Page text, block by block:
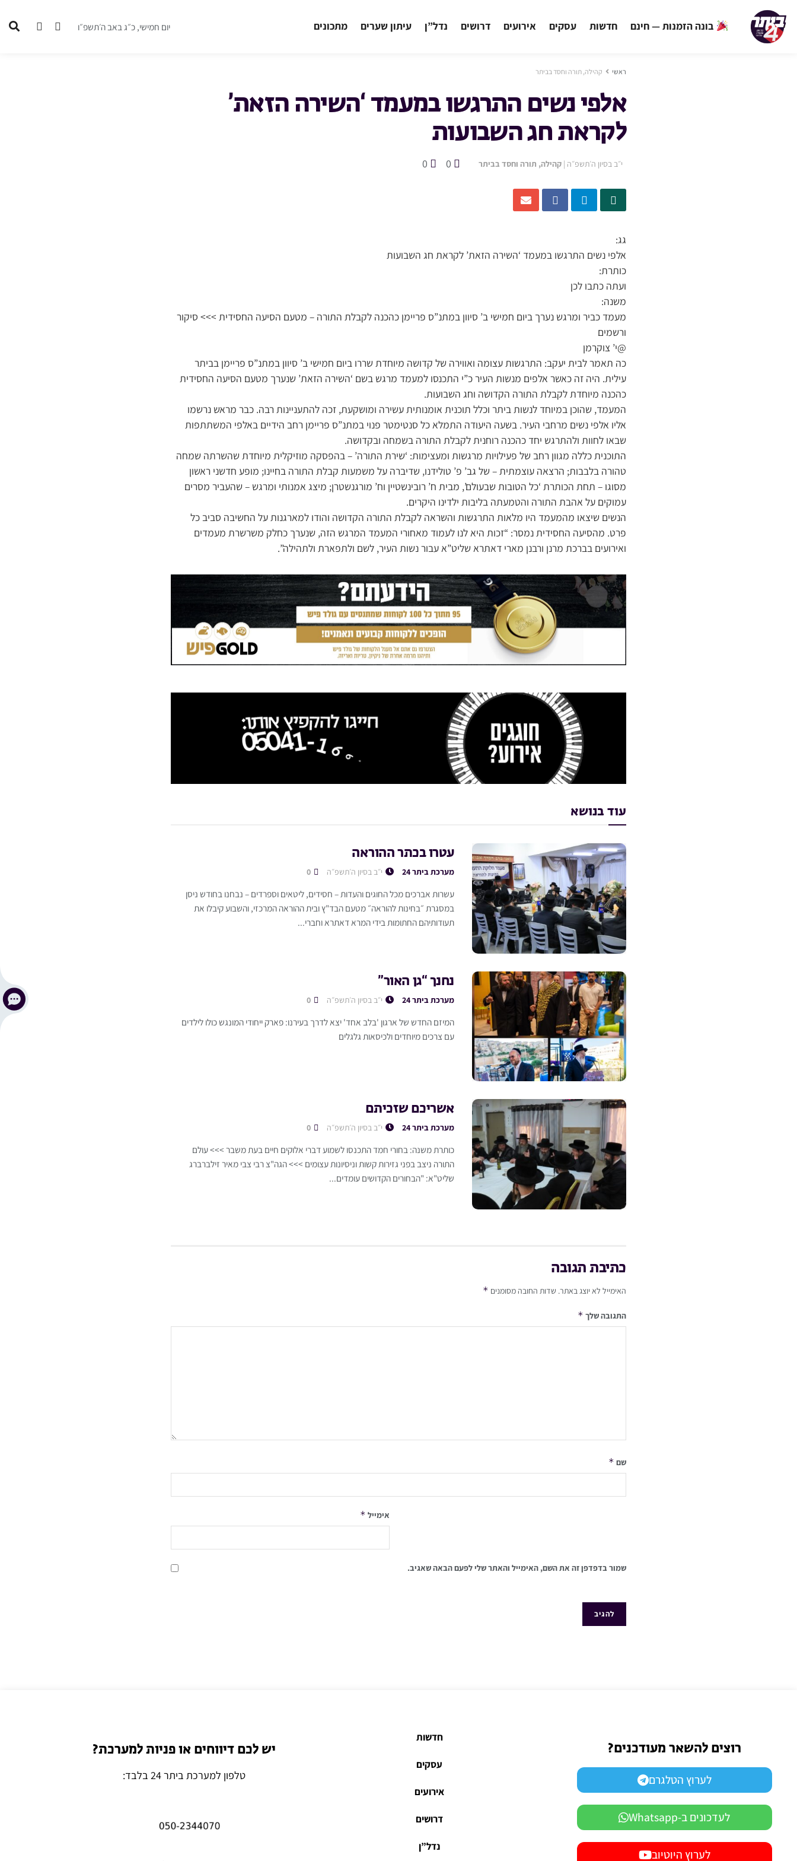
בונה הזמנות — חינם חדשות עסקים אירועים דרושים נדל”ן עיתון שערים מתכונים יום חמישי, כ״ג באב ה׳תשפ״ו
ראשי קהילה, תורה וחסד בביתר
אלפי נשים התרגשו במעמד ‘השירה הזאת’
לקראת חג השבועות
י״ב בסיון ה׳תשפ״ה | קהילה, תורה וחסד בביתר 0
0
גג:
אלפי נשים התרגשו במעמד ‘השירה הזאת’ לקראת חג השבועות
כותרת:
ועתה כתבו לכן
משנה:
מעמד כביר ומרגש נערך ביום חמישי ב’ סיוון במתנ”ס פריימן כהכנה לקבלת התורה – מטעם הסיעה החסידית >>> סיקור
ורשמים
@י’ צוקרמן
כה תאמר לבית יעקב: התרגשות עצומה ואווירה של קדושה מיוחדת שררו ביום חמישי ב’ סיוון במתנ”ס פריימן בביתר
עילית. היה זה כאשר אלפים מנשות העיר כ”י התכנסו למעמד מרגש בשם ‘השירה הזאת’ שנערך מטעם הסיעה החסידית
כהכנה מיוחדת לקבלת התורה הקדושה וחג השבועות.
המעמד, שהוכן במיוחד לנשות ביתר וכלל תוכנית אומנותית עשירה ומושקעת, זכה להתעניינות רבה. כבר מראש נרשמו
אליו אלפי נשים מרחבי העיר. בשעה היעודה התמלא כל סנטימטר פנוי במתנ”ס פריימן רחב הידיים באלפי המשתתפות
שבאו לחוות ולהתרגש יחד כהכנה רוחנית לקבלת התורה בשמחה ובקדושה.
התוכנית כללה מגוון רחב של פעילויות מרגשות ומעצימות: ‘שירת התורה’ – בהפסקה מוזיקלית מיוחדת שהשרתה שמחה
טהורה בלבבות; הרצאה עוצמתית – של גב’ פ’ טולידנו, שדיברה על משמעות קבלת התורה בחיינו; מופע חדשני ראשון
מסוגו – תחת הכותרת ‘כל הטובות שבעולם’, מבית ח’ רובינשטיין וח’ מורגנשטרן; מיצג אמנותי ומרגש – שהעביר מסרים
עמוקים על אהבת התורה והטמעתה בליבות ילדינו היקרים.
הנשים שיצאו מהמעמד היו מלאות התרגשות והשראה לקבלת התורה הקדושה והודו למארגנות על החשיבה סביב כל
פרט. מהסיעה החסידית נמסר: “זכות היא לנו לעמוד מאחורי המעמד המרגש הזה, שנערך כחלק משרשרת מעמדים
ואירועים בברכת מרנן ורבנן מארי דאתרא שליט”א עבור נשות העיר, לשם ולתפארת ולתהילה”.
עוד בנושא
עטרו בכתר ההוראה
מערכת ביתר 24 י״ב בסיון ה׳תשפ״ה
עשרות אברכים מכל החוגים והעדות – חסידים, ליטאים וספרדים – נבחנו בחודש ניסן
במסגרת ״בחינות להוראה״ מטעם הבד"ץ ובית ההוראה המרכזי, והשבוע קיבלו את
תעודותיהם החתומות בידי המרא דאתרא וחברי...
נחנך “גן האור”
מערכת ביתר 24 י״ב בסיון ה׳תשפ״ה
המיזם החדש של ארגון 'בלב אחד' יצא לדרך בעירנו: פארק ייחודי המונגש כולו לילדים
עם צרכים מיוחדים ולכיסאות גלגלים
אשריכם שזכיתם
מערכת ביתר 24 י״ב בסיון ה׳תשפ״ה
כותרת משנה: בחורי חמד התכנסו לשמוע דברי אלוקים חיים בעת משבר >>> עולם
התורה ניצב בפני גזירות קשות וניסיונות עצומים >>> הגה"צ רבי צבי מאיר זילברברג
שליט"א: "הבחורים הקדושים עומדים...
כתיבת תגובה
האימייל לא יוצג באתר. שדות החובה מסומנים *
התגובה שלך *
שם *
אימייל *
שמור בדפדפן זה את השם, האימייל והאתר שלי לפעם הבאה שאגיב.
רוצים להשאר מעודכנים?
לערוץ הטלגרם
לעדכונים ב-Whatsapp
לערוץ היוטיוב
חדשות
עסקים
אירועים
דרושים
נדל”ן
יש לכם דיווחים או פניות למערכת?
טלפון למערכת ביתר 24 בלבד: